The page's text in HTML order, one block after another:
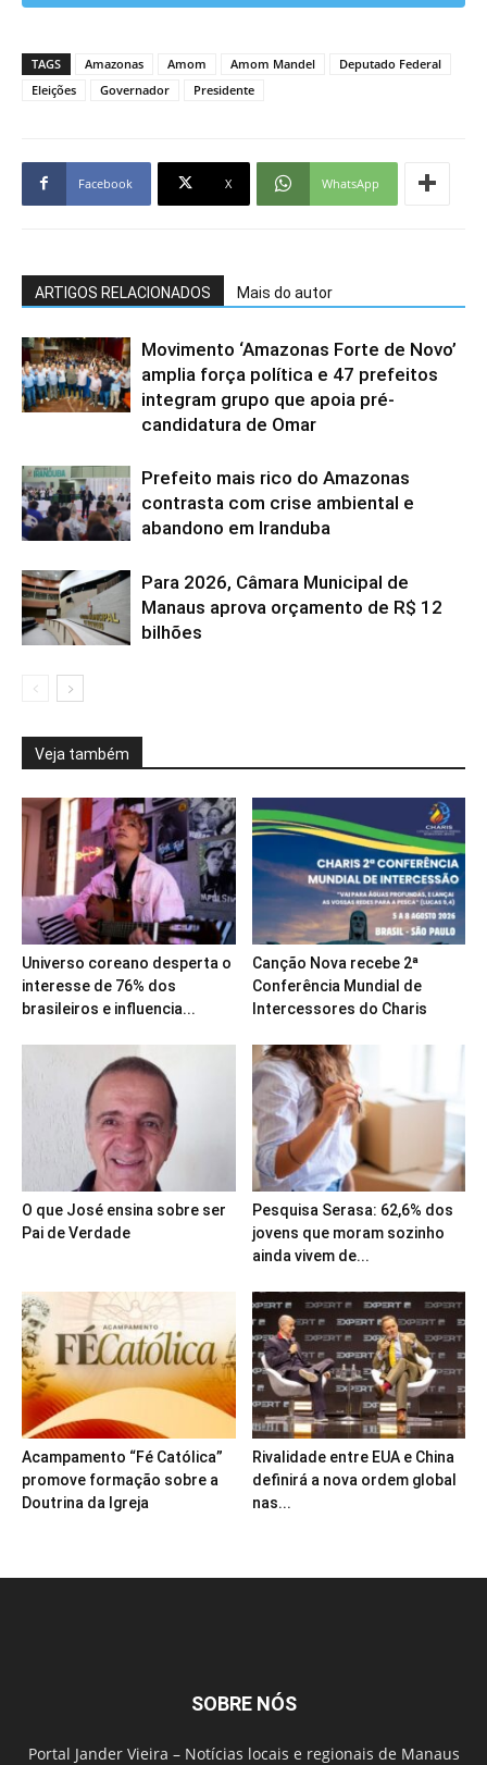
TAGS Amazonas Amom Amom Mandel
Deputado Federal
Eleições
Governador Presidente
Facebook X WhatsApp
ARTIGOS RELACIONADOS Mais do autor
Movimento ‘Amazonas Forte de Novo’
amplia força política e 47 prefeitos
integram grupo que apoia pré-
candidatura de Omar
Prefeito mais rico do Amazonas
contrasta com crise ambiental e
abandono em Iranduba
Para 2026, Câmara Municipal de
Manaus aprova orçamento de R$ 12
bilhões
Veja também
Universo coreano desperta o
interesse de 76% dos
brasileiros e influencia...
Canção Nova recebe 2ª
Conferência Mundial de
Intercessores do Charis
O que José ensina sobre ser
Pai de Verdade
Pesquisa Serasa: 62,6% dos
jovens que moram sozinho
ainda vivem de...
Acampamento “Fé Católica”
promove formação sobre a
Doutrina da Igreja
Rivalidade entre EUA e China
definirá a nova ordem global
nas...
SOBRE NÓS
Portal Jander Vieira – Notícias locais e regionais de Manaus